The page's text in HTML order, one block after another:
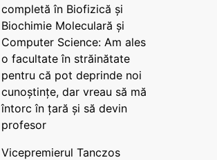
completă în Biofizică și
Biochimie Moleculară și
Computer Science: Am ales
o facultate în străinătate
pentru că pot deprinde noi
cunoștințe, dar vreau să mă
întorc în țară și să devin
profesor
Vicepremierul Tanczos